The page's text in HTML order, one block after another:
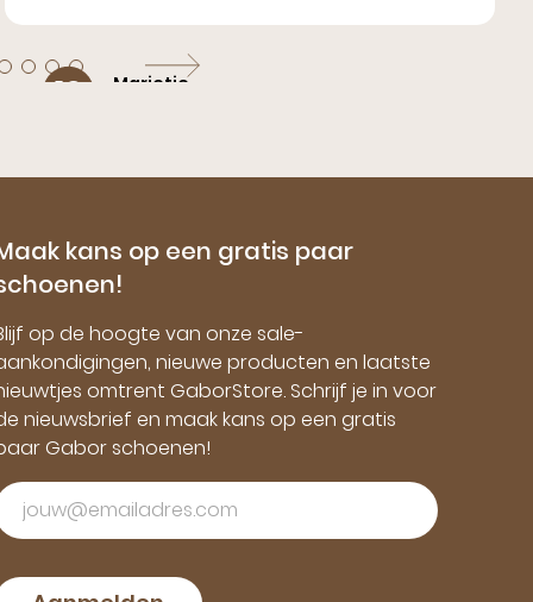
10
Marietje ,
kans op een gratis paar
op de hoogte van onze sale-
nieuwe producten en laatste
omtrent GaborStore. Schrijf je in voor
nieuwsbrief en maak kans op een gratis
Gabor schoenen!